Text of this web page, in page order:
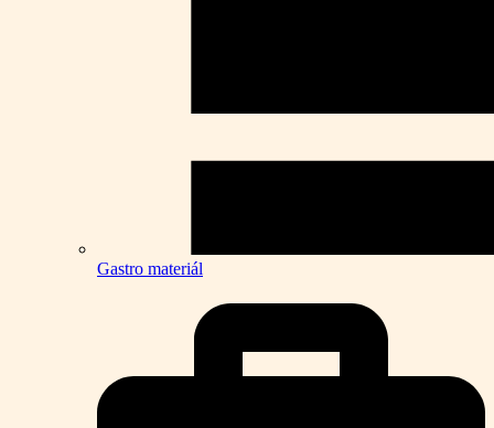
Gastro materiál